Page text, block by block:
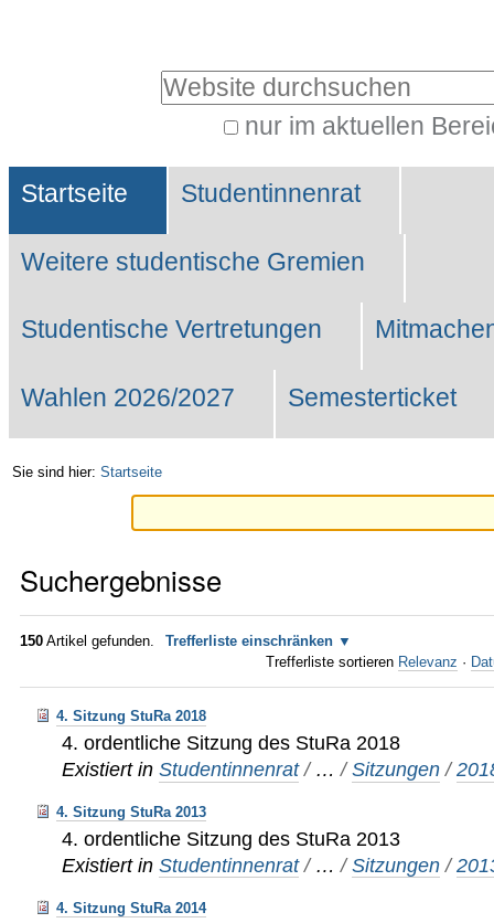
Website durchsuchen
nur im aktuellen
Suche…
Sektionen
Startseite Studentinnenrat
Weitere studentische Gremien
Studentische Vertretungen
Wahlen 2026/2027 Semesterticket
Sie sind hier: Startseite
Suchergebnisse
150 Artikel gefunden.
Trefferliste einschränken
Trefferliste sortieren Relevanz ·
4. Sitzung StuRa 2018
4. ordentliche Sitzung des StuRa 2018
Existiert in Studentinnenrat / …/Sitzungen /
4. Sitzung StuRa 2013
4. ordentliche Sitzung des StuRa 2013
Existiert in Studentinnenrat / …/Sitzungen /
4. Sitzung StuRa 2014